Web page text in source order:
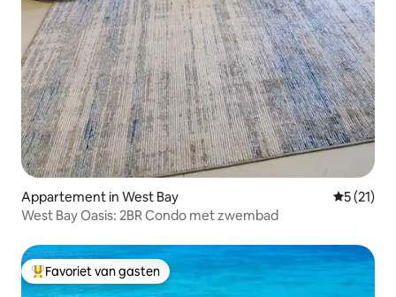
Appartement in West Bay
5 (21)
West Bay Oasis: 2BR Condo met zwembad
Topfavoriet van gasten
Favoriet van gasten